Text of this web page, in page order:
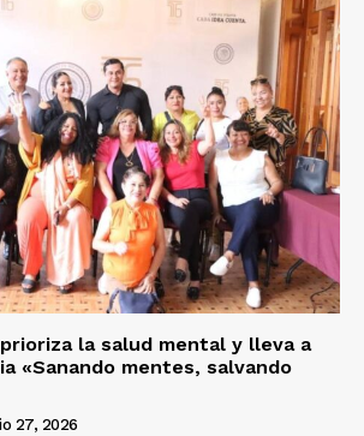
la salud mental y lleva a
«Sanando mentes, salvando
27, 2026